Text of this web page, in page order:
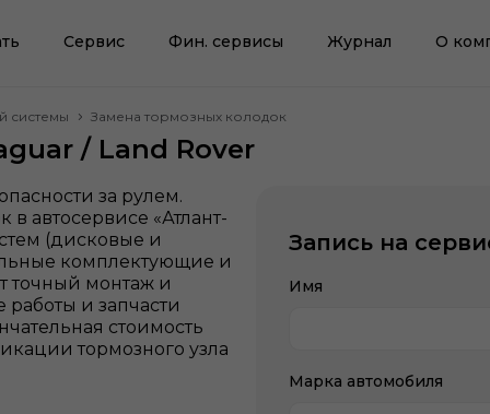
Сервис Фин. сервисы Журнал О
системы Замена тормозных колодок
/ Land Rover
за рулем.
автосервисе «Атлант-
(дисковые и
комплектующие и
точный монтаж и
и запчасти
стоимость
тормозного узла
Запись на
Имя
Марка автомобиля